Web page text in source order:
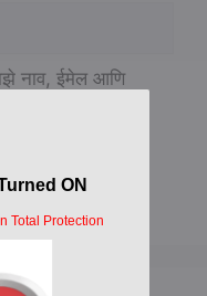
नाव, ईमेल आणि